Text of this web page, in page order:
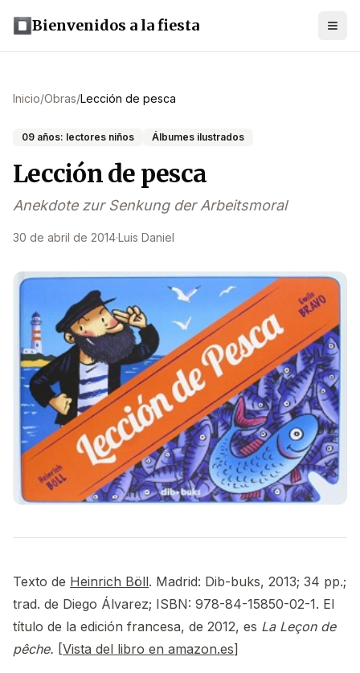
Bienvenidos a la fiesta
Inicio/Obras/Lección de pesca
09 años: lectores niños Álbumes ilustrados
Lección de pesca
Anekdote zur Senkung der Arbeitsmoral
30 de abril de 2014·Luis Daniel
Texto de Heinrich Böll. Madrid: Dib-buks, 2013; 34 pp.;
trad. de Diego Álvarez; ISBN: 978-84-15850-02-1. El
título de la edición francesa, de 2012, es La Leçon de
pêche. [Vista del libro en amazon.es]